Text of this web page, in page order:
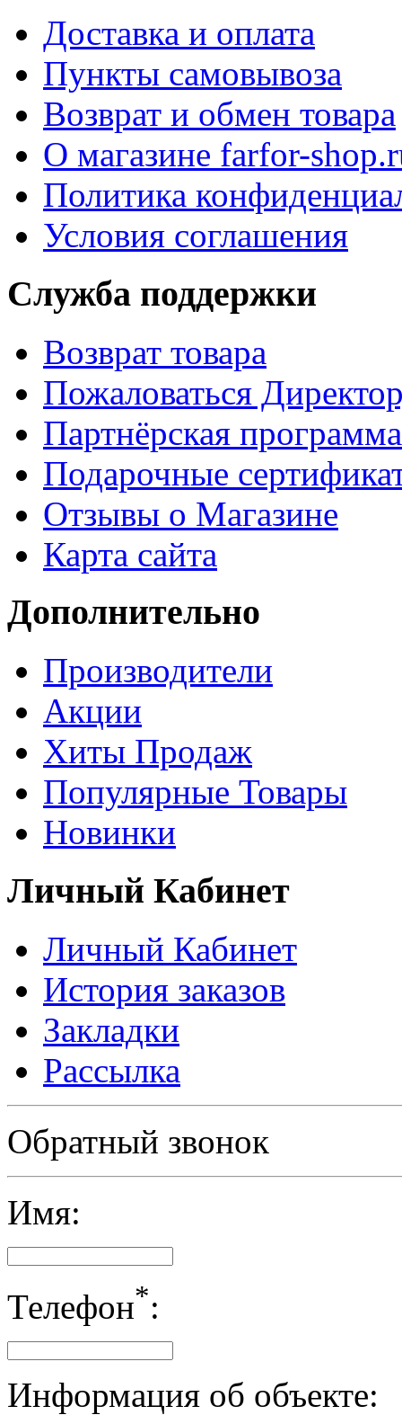
Доставка и оплата
Пункты самовывоза
Возврат и обмен товара
О магазине farfor-
Политика
Условия соглашения
Служба поддержки
Возврат товара
Пожаловаться
Партнёрская программа
Подарочные
Отзывы о Магазине
Карта сайта
Дополнительно
Производители
Акции
Хиты Продаж
Популярные Товары
Новинки
Личный Кабинет
Личный Кабинет
История заказов
Закладки
Рассылка
Обратный звонок
Имя:
Телефон*:
Информация об объекте: